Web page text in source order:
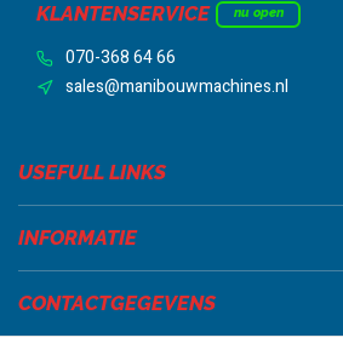
KLANTENSERVICE nu open
070-368 64 66
sales@manibouwmachines.nl
USEFULL LINKS
INFORMATIE
CONTACTGEGEVENS